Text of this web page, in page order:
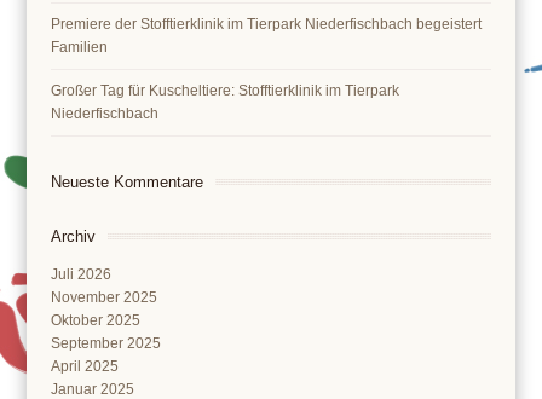
Premiere der Stofftierklinik im Tierpark Niederfischbach begeistert
Familien
Großer Tag für Kuscheltiere: Stofftierklinik im Tierpark
Niederfischbach
Neueste Kommentare
Archiv
Juli 2026
November 2025
Oktober 2025
September 2025
April 2025
Januar 2025